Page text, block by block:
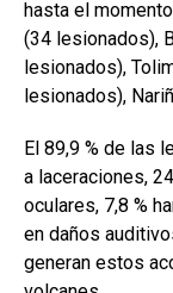
hasta el
(34 lesionados),
lesionados),
lesionados),
El 89,9 % de las
a laceraciones,
oculares, 7,8 %
en daños
generan estos